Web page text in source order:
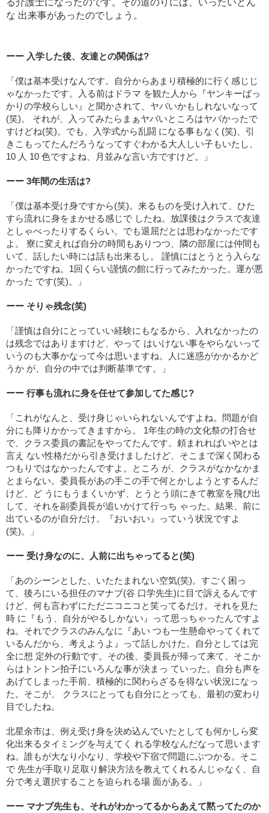
る介護士になったのです。その道のりには、いったいどん
な 出来事があったのでしょう。
ーー 入学した後、友達との関係は?
「僕は基本受けなんです。自分からあまり積極的に行く感じじ
ゃなかったです。入る前はドラマ を観た人から『ヤンキーばっ
かりの学校らしい』と聞かされて、ヤバいかもしれないなって
(笑)。 それが、入ってみたらまぁヤバいところはヤバかったで
すけどね(笑)。でも、入学式から乱闘 になる事もなく(笑)、引
きこもってたんだろうなってすぐわかる大人しい子もいたし、
10 人 10 色ですよね、月並みな言い方ですけど。」
ーー 3年間の生活は?
「僕は基本受け身ですから(笑)。来るものを受け入れて、ひた
すら流れに身をまかせる感じで したね。放課後はクラスで友達
としゃべったりするくらい。でも退屈だとは思わなかったです
よ。 寮に変えれば自分の時間もありつつ、隣の部屋には仲間も
いて、話したい時には話も出来るし。 謹慎にはとうとう入らな
かったですね。1回くらい謹慎の館に行ってみたかった。運が悪
かった です(笑)。」
ーー そりゃ残念(笑)
「謹慎は自分にとっていい経験にもなるから、入れなかったの
は残念ではありますけど、やって はいけない事をやらないって
いうのも大事かなって今は思いますね。人に迷惑がかかるかど
うか が、自分の中では判断基準です。」
ーー 行事も流れに身を任せて参加してた感じ?
「これがなんと、受け身じゃいられないんですよね。問題が自
分にも降りかかってきますから。 1年生の時の文化祭の打合せ
で、クラス委員の書記をやってたんです。頼まれればいやとは
言え ない性格だから引き受けましたけど、そこまで深く関わる
つもりではなかったんですよ。ところ が、クラスがなかなかま
とまらない。委員長があの手この手で何とかしようとするんだ
けど、ど うにもうまくいかず、とうとう頭にきて教室を飛び出
して、それを副委員長が追いかけて行っち ゃった。結果、前に
出ているのが自分だけ。『おいおい』っていう状況ですよ
(笑)。」
ーー 受け身なのに、人前に出ちゃってると(笑)
「あのシーンとした、いたたまれない空気(笑)。すごく困っ
て、後ろにいる担任のマナブ(谷 口学先生)に目で訴えるんです
けど、何も言わずにただニコニコと笑ってるだけ。それを見た
時 に『もう、自分がやるしかない』って思っちゃったんですよ
ね。それでクラスのみんなに『あい つも一生懸命やってくれて
いるんだから、考えようよ』って話しかけた。自分としては完
全に想 定外の行動です。その後、委員長が帰って来て、そこか
らはトントン拍子にいろんな事が決まっ ていった。自分も声を
あげてしまった手前、積極的に関わらざるを得ない状況になっ
た。そこが、 クラスにとっても自分にとっても、最初の変わり
目でしたね。
北星余市は、例え受け身を決め込んでいたとしても何かしら変
化出来るタイミングを与えてく れる学校なんだなって思います
ね。誰もが大なり小なり、学校や下宿で問題にぶつかる。そこ
で 先生が手取り足取り解決方法を教えてくれるんじゃなく、自
分で考え選択することを迫られる場 面がある。」
ーー マナブ先生も、それがわかってるからあえて黙ってたのか